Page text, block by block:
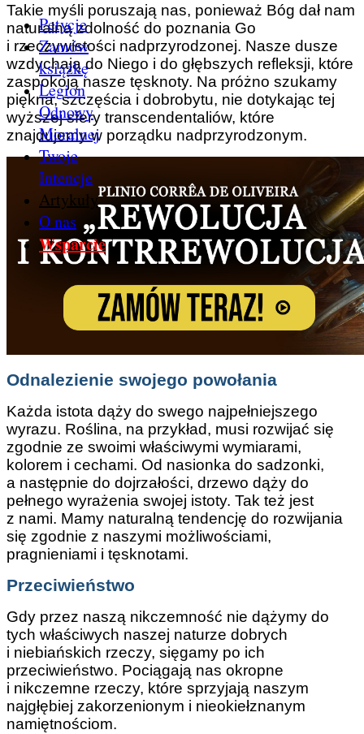
Petycje
Zamów
książkę
Legion
Odnowy
Moralnej
Twoje
Intencje
Artykuły
O nas
Wsparcie
Takie myśli poruszają nas, ponieważ Bóg dał nam
naturalną zdolność do poznania Go
i rzeczywistości nadprzyrodzonej. Nasze dusze
wzdychają do Niego i do głębszych refleksji, które
zaspokoją nasze tęsknoty. Na próżno szukamy
piękna, szczęścia i dobrobytu, nie dotykając tej
wyższej sfery transcendentaliów, które
znajdujemy w porządku nadprzyrodzonym.
Odnalezienie swojego powołania
Każda istota dąży do swego najpełniejszego
wyrazu. Roślina, na przykład, musi rozwijać się
zgodnie ze swoimi właściwymi wymiarami,
kolorem i cechami. Od nasionka do sadzonki,
a następnie do dojrzałości, drzewo dąży do
pełnego wyrażenia swojej istoty. Tak też jest
z nami. Mamy naturalną tendencję do rozwijania
się zgodnie z naszymi możliwościami,
pragnieniami i tęsknotami.
Przeciwieństwo
Gdy przez naszą nikczemność nie dążymy do
tych właściwych naszej naturze dobrych
i niebiańskich rzeczy, sięgamy po ich
przeciwieństwo. Pociągają nas okropne
i nikczemne rzeczy, które sprzyjają naszym
najgłębiej zakorzenionym i nieokiełznanym
namiętnościom.